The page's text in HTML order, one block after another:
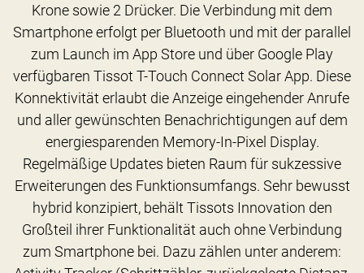
Krone sowie 2 Drücker. Die Verbindung mit dem
Smartphone erfolgt per Bluetooth und mit der parallel
zum Launch im App Store und über Google Play
verfügbaren Tissot T-Touch Connect Solar App. Diese
Konnektivität erlaubt die Anzeige eingehender Anrufe
und aller gewünschten Benachrichtigungen auf dem
energiesparenden Memory-In-Pixel Display.
Regelmäßige Updates bieten Raum für sukzessive
Erweiterungen des Funktionsumfangs. Sehr bewusst
hybrid konzipiert, behält Tissots Innovation den
Großteil ihrer Funktionalität auch ohne Verbindung
zum Smartphone bei. Dazu zählen unter anderem: